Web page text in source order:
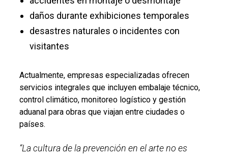
daños durante exhibiciones temporales
desastres naturales o incidentes con
visitantes
Actualmente, empresas especializadas ofrecen
servicios integrales que incluyen embalaje técnico,
control climático, monitoreo logístico y gestión
aduanal para obras que viajan entre ciudades o
países.
“La cultura de la prevención en el arte no es